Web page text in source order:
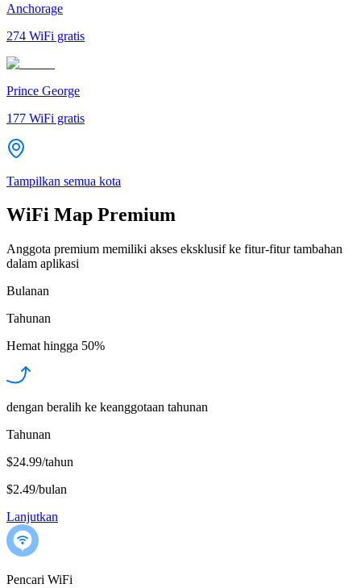
Anchorage
274 WiFi gratis
Prince George
177 WiFi gratis
Tampilkan semua kota
WiFi Map Premium
Anggota premium memiliki akses eksklusif ke fitur-fitur tambahan
dalam aplikasi
Bulanan
Tahunan
Hemat hingga 50%
dengan beralih ke keanggotaan tahunan
Tahunan
$24.99/tahun
$2.49/bulan
Lanjutkan
Pencari WiFi